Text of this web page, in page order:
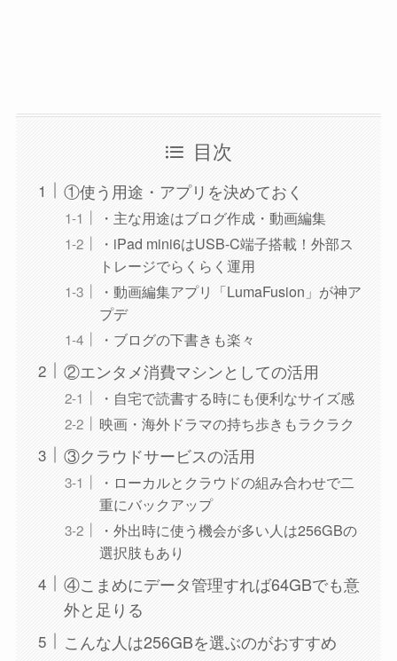
目次
①使う用途・アプリを決めておく
・主な用途はブログ作成・動画編集
・iPad mini6はUSB-C端子搭載！外部ス
トレージでらくらく運用
・動画編集アプリ「LumaFusion」が神ア
プデ
・ブログの下書きも楽々
②エンタメ消費マシンとしての活用
・自宅で読書する時にも便利なサイズ感
映画・海外ドラマの持ち歩きもラクラク
③クラウドサービスの活用
・ローカルとクラウドの組み合わせで二
重にバックアップ
・外出時に使う機会が多い人は256GBの
選択肢もあり
④こまめにデータ管理すれば64GBでも意
外と足りる
こんな人は256GBを選ぶのがおすすめ